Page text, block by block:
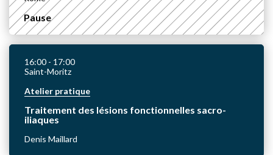
Pause
16:00 - 17:00
Saint-Moritz
Atelier pratique
Traitement des lésions fonctionnelles sacro-
iliaques
Denis Maillard